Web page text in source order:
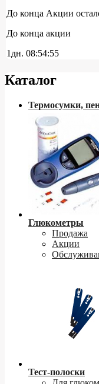
До конца Акции
До конца акции
1дн. 08:54:54
Каталог
Термосумки,
Глюкометры
Продажа
Акции
Тест-полоски